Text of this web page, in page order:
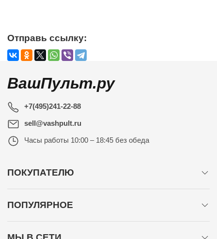
Отправь ссылку:
ВашПульт.ру
+7(495)241-22-88
sell@vashpult.ru
Часы работы 10:00 – 18:45 без обеда
ПОКУПАТЕЛЮ
ПОПУЛЯРНОЕ